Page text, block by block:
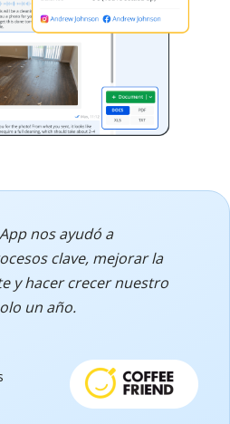
nos ayudó a
clave, mejorar la
y hacer crecer nuestro
un año.